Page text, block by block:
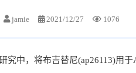
jamie 2021/12/27 1076
究中，将布吉替尼(ap26113)用